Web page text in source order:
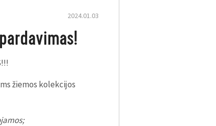
2024.01.03
žiemos kolekcijos